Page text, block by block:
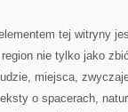
tej witryny
nie tylko jako
miejsca,
o spacerach,